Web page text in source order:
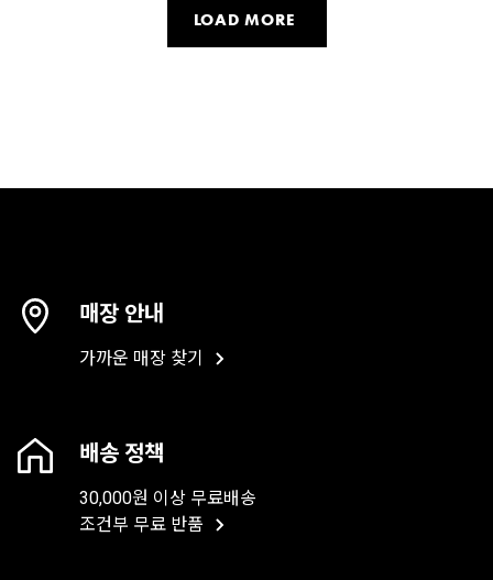
LOAD MORE
매장 안내
가까운 매장 찾기
배송 정책
30,000원 이상 무료배송
조건부 무료 반품